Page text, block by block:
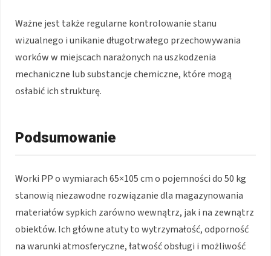
Ważne jest także regularne kontrolowanie stanu
wizualnego i unikanie długotrwałego przechowywania
worków w miejscach narażonych na uszkodzenia
mechaniczne lub substancje chemiczne, które mogą
osłabić ich strukturę.
Podsumowanie
Worki PP o wymiarach 65×105 cm o pojemności do 50 kg
stanowią niezawodne rozwiązanie dla magazynowania
materiałów sypkich zarówno wewnątrz, jak i na zewnątrz
obiektów. Ich główne atuty to wytrzymałość, odporność
na warunki atmosferyczne, łatwość obsługi i możliwość